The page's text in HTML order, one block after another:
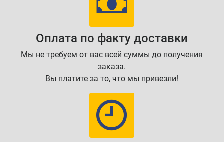
Оплата по факту доставки
Мы не требуем от вас всей суммы до получения
заказа.
Вы платите за то, что мы привезли!